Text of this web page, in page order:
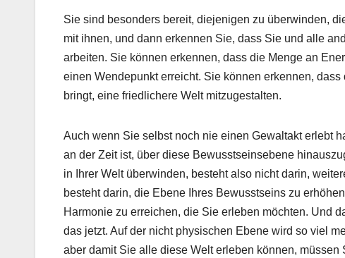
Sie sind besonders bereit, diejenigen zu überwinden,
mit ihnen, und dann erkennen Sie, dass Sie und alle
arbeiten. Sie können erkennen, dass die Menge an
einen Wendepunkt erreicht. Sie können erkennen,
bringt, eine friedlichere Welt mitzugestalten.
Auch wenn Sie selbst noch nie einen Gewaltakt erlebt
an der Zeit ist, über diese Bewusstseinsebene
in Ihrer Welt überwinden, besteht also nicht darin,
besteht darin, die Ebene Ihres Bewusstseins zu
Harmonie zu erreichen, die Sie erleben möchten. Und
das jetzt. Auf der nicht physischen Ebene wird so viel
aber damit Sie alle diese Welt erleben können,